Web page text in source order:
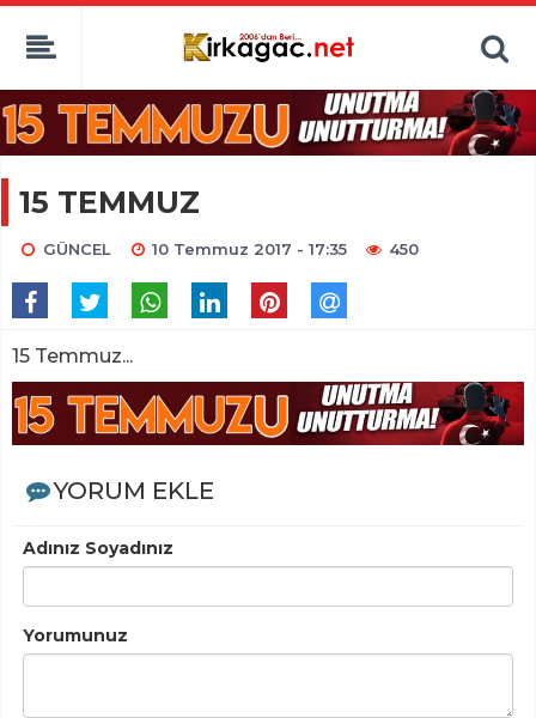
15 TEMMUZ
GÜNCEL 10 Temmuz 2017 - 17:35 450
15 Temmuz...
YORUM EKLE
Adınız Soyadınız
Yorumunuz